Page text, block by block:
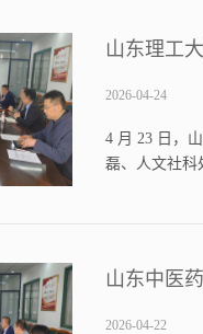
山东理工
2026-04-24
4 月 23 日，
磊、人文社科
山东中医
2026-04-22